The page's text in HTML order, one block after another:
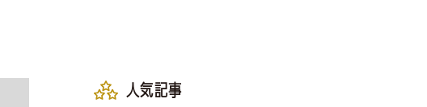
人気記事